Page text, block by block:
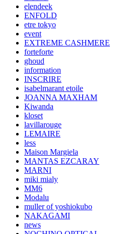
elendeek
ENFOLD
etre tokyo
event
EXTREME CASHMERE
forteforte
ghoud
information
INSCRIRE
isabelmarant etoile
JOANNA MAXHAM
Kiwanda
kloset
lavillarouge
LEMAIRE
less
Maison Margiela
MANTAS EZCARAY
MARNI
miki mialy
MM6
Modalu
muller of yoshiokubo
NAKAGAMI
news